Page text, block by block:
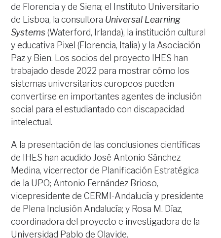
de Florencia y de Siena; el Instituto Universitario
de Lisboa, la consultora Universal Learning
Systems(Waterford, Irlanda), la institución cultural
y educativa Pixel (Florencia, Italia) y la Asociación
Paz y Bien. Los socios del proyecto IHES han
trabajado desde 2022 para mostrar cómo los
sistemas universitarios europeos pueden
convertirse en importantes agentes de inclusión
social para el estudiantado con discapacidad
intelectual.
A la presentación de las conclusiones científicas
de IHES han acudido José Antonio Sánchez
Medina, vicerrector de Planificación Estratégica
de la UPO; Antonio Fernández Brioso,
vicepresidente de CERMI-Andalucía y presidente
de Plena Inclusión Andalucía; y Rosa M. Díaz,
coordinadora del proyecto e investigadora de la
Universidad Pablo de Olavide.